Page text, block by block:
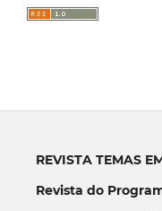
REVISTA TEMAS
Revista do